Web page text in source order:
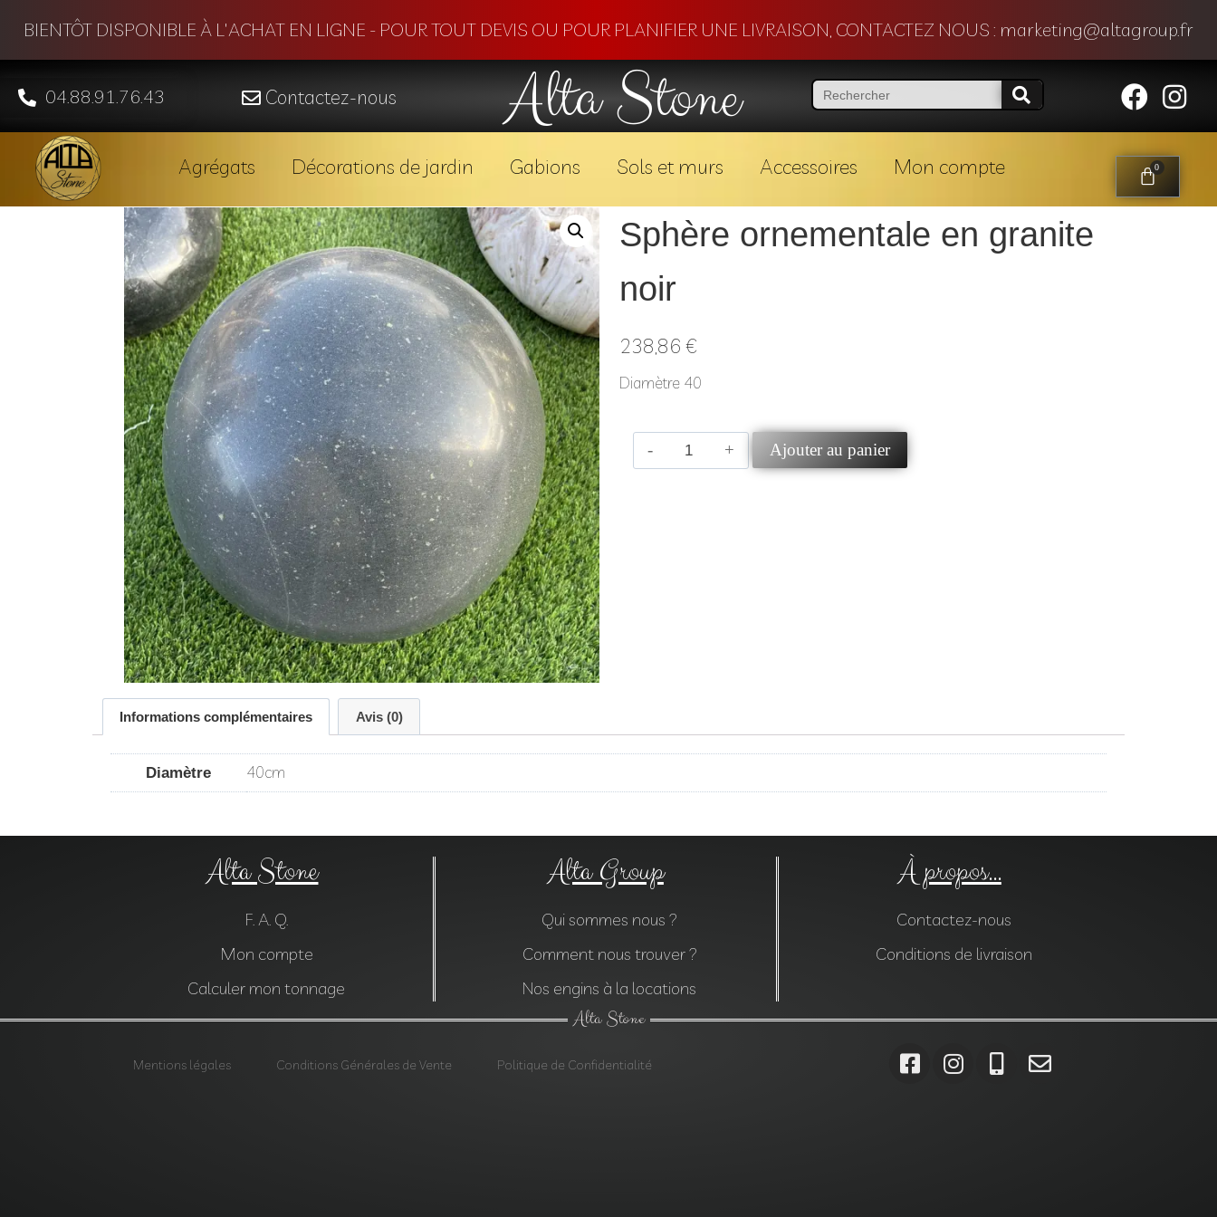
BIENTÔT DISPONIBLE À L'ACHAT EN LIGNE - POUR TOUT DEVIS OU POUR PLANIFIER UNE LIVRAISON, CONTACTEZ NOUS : marketing@altagroup.fr
04.88.91.76.43 Contactez-nous Alta Stone
Agrégats Décorations de jardin Gabions Sols et murs Accessoires Mon compte 0
Sphère ornementale en granite
noir
238,86 €
Diamètre 40
Ajouter au panier
Informations complémentaires Avis (0)
Diamètre 40cm
Alta Stone
F. A. Q.
Mon compte
Calculer mon tonnage
Alta Group
Qui sommes nous ?
Comment nous trouver ?
Nos engins à la locations
À propos...
Contactez-nous
Conditions de livraison
Alta Stone
Mentions légales Conditions Générales de Vente Politique de Confidentialité